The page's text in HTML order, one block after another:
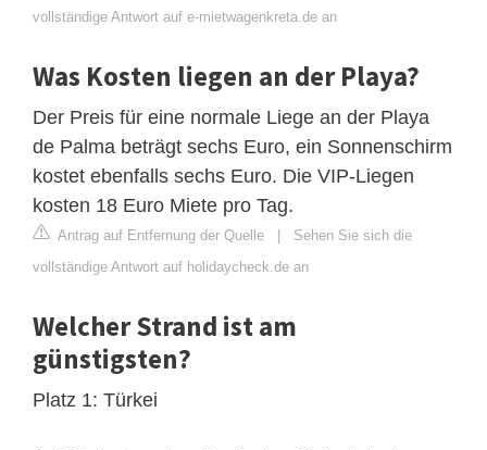
vollständige Antwort auf e-mietwagenkreta.de an
Was Kosten liegen an der Playa?
Der Preis für eine normale Liege an der Playa
de Palma beträgt sechs Euro, ein Sonnenschirm
kostet ebenfalls sechs Euro. Die VIP-Liegen
kosten 18 Euro Miete pro Tag.
Antrag auf Entfernung der Quelle | Sehen Sie sich die
vollständige Antwort auf holidaycheck.de an
Welcher Strand ist am
günstigsten?
Platz 1: Türkei